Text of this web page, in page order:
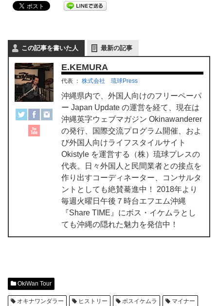
この記事を書いた人 最新の記事
E.KEMURA
代表 ： 株式会社 琉球Press
沖縄県内で、外国人向けのフリーペーパ
ー Japan Update の運営を経て、現在は
沖縄英字ウェブマガジン Okinawanderer
の発行、国際交流プログラム開催、およ
び外国人向けライフスタイルサイト
Okistyle を運営する（株）琉球プレスの
代表。日々外国人と民間業者との接点を
作り出すコーディネーター、コンサルタ
ントとしても絶賛驀進中！ 2018年より
毎週火曜日午後７時台エフエム沖縄
『Share TIME』にボス・イケムラとし
ても沖縄の隠れた魅力を発信中！
OkiWan Tour
オキナワンダラー ヒストリー ボスイケムラ
マイナー